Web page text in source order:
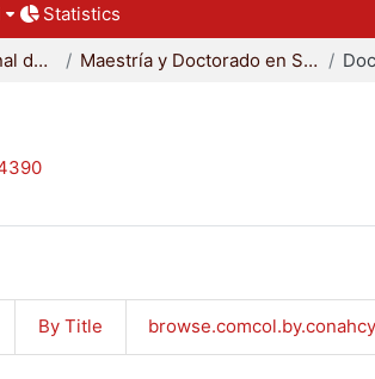
Statistics
Coordinación Divisional de Posgrado Maestría y Doctorado en Sociología
By Title